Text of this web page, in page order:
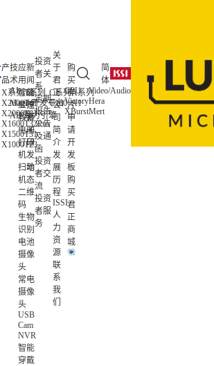
产
品
X系列
X2600
X2000
X1600
X1500
X1000
T系列
T41
T33
T32Pro
T31
T23
C系列
C100
A系列
A1
技
术
AI
Magik开发平台
AIE算力引擎
CPU
Victory
XBurst
Video/Audio
Hera
Mert
ISP/AISP
Tiziano
低功耗
Zeratul
Atlas
应
用
智能
显控
教育
电子
打印
机
扫地
机
二维
码
生物
识别
电池
摄像
头
常电
摄像
头
USB
Cam
NVR
智能
穿戴
新
闻
公
司
新
闻
研
发
动
态
投资
者关
系
定期
报告
公告
及通
函
投资
者交
流
投资
者服
务
关
于
君
正
公
司
简
介
发
展
历
程
ISSI
人
力
资
源
联
系
我
们
购
买
样
片
申
请
开
发
板
购
买
君
正
商
城
简
体